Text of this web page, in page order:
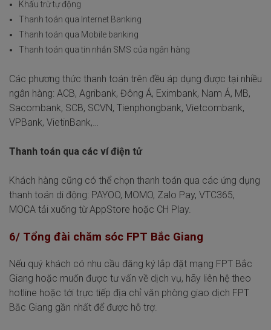
Khấu trừ tự động
Thanh toán qua Internet Banking
Thanh toán qua Mobile banking
Thanh toán qua tin nhắn SMS của ngân hàng
Các phương thức thanh toán trên đều áp dụng được tại nhiều
ngân hàng: ACB, Agribank, Đông Á, Eximbank, Nam Á, MB,
Sacombank, SCB, SCVN, Tienphongbank, Vietcombank,
VPBank, VietinBank,…
Thanh toán qua các ví điện tử
Khách hàng cũng có thể chọn thanh toán qua các ứng dụng
thanh toán di động: PAYOO, MOMO, Zalo Pay, VTC365,
MOCA tải xuống từ AppStore hoặc CH Play.
6/ Tổng đài chăm sóc FPT Bắc Giang
Nếu quý khách có nhu cầu đăng ký lắp đặt mạng FPT Bắc
Giang hoặc muốn được tư vấn về dịch vụ, hãy liên hệ theo
hotline hoặc tới trực tiếp địa chỉ văn phòng giao dịch FPT
Bắc Giang gần nhất để được hỗ trợ.